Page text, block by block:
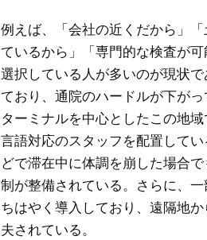
例えば、「会社の近くだから」
ているから」「専門的な検査が
選択している人が多いのが現状
ており、通院のハードルが下が
ターミナルを中心としたこの地
言語対応のスタッフを配置して
どで滞在中に体調を崩した場合
制が整備されている。さらに、
ちはやく導入しており、遠隔地
夫されている。